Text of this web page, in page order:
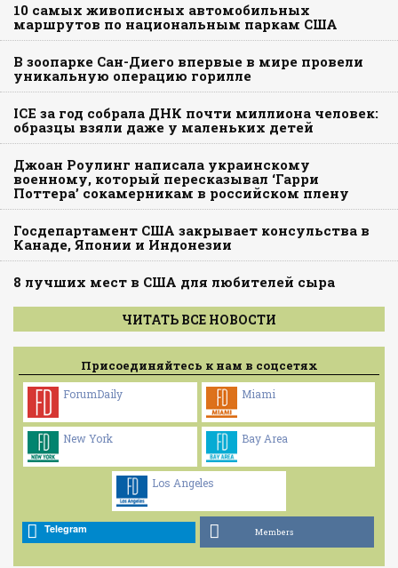
10 самых живописных автомобильных
маршрутов по национальным паркам США
В зоопарке Сан-Диего впервые в мире провели
уникальную операцию горилле
ICE за год собрала ДНК почти миллиона человек:
образцы взяли даже у маленьких детей
Джоан Роулинг написала украинскому
военному, который пересказывал ‘Гарри
Поттера’ сокамерникам в российском плену
Госдепартамент США закрывает консульства в
Канаде, Японии и Индонезии
8 лучших мест в США для любителей сыра
ЧИТАТЬ ВСЕ НОВОСТИ
Присоединяйтесь к нам в соцсетях
ForumDaily Miami
New York Bay Area
Los Angeles
Telegram Members